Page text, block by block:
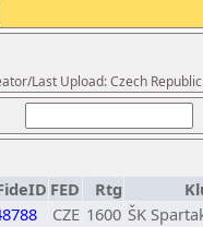
Last Upload: Czech
FED Rtg
CZE 1600 ŠK